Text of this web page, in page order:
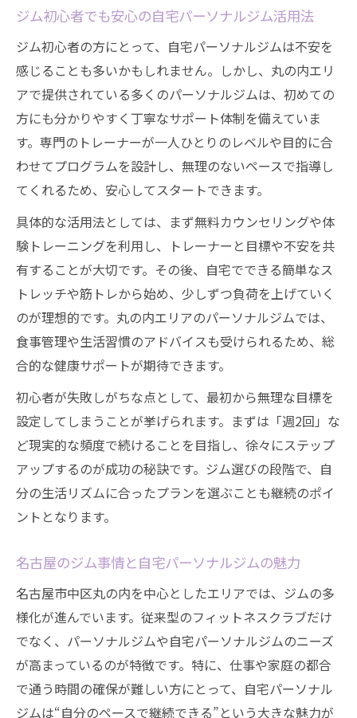
ジム通いが毎日の生活に与えるメリット
名古屋市中区で人気の仕事帰りジム活用法
ジム初心者でも安心の自宅パーソナルジム活用法
ジム初心者の方にとって、自宅パーソナルジムは不安を
感じることも多いかもしれません。しかし、丸の内エリ
アで提供されている多くのパーソナルジムは、初めての
方にも分かりやすく丁寧なサポート体制を備えていま
す。専門のトレーナーが一人ひとりのレベルや目的に合
わせてプログラムを設計し、無理のないペースで指導し
てくれるため、安心してスタートできます。
具体的な活用法としては、まず無料カウンセリングや体
験トレーニングを利用し、トレーナーと目標や不安を共
有することが大切です。その後、自宅でできる簡単なス
トレッチや筋トレから始め、少しずつ負荷を上げていく
のが理想的です。丸の内エリアのパーソナルジムでは、
食事管理や生活習慣のアドバイスも受けられるため、総
合的な健康サポートが期待できます。
初心者が失敗しがちな点として、最初から無理な目標を
設定してしまうことが挙げられます。まずは「週2回」な
ど現実的な頻度で続けることを目指し、徐々にステップ
アップするのが成功の秘訣です。ジム選びの段階で、自
分の生活リズムに合ったプランを選ぶことも継続のポイ
ントとなります。
名古屋のジム事情と自宅パーソナルジムの魅力
名古屋市中区丸の内を中心としたエリアでは、ジムの多
様化が進んでいます。従来型のフィットネスクラブだけ
でなく、パーソナルジムや自宅パーソナルジムのニーズ
が高まっているのが特徴です。特に、仕事や家庭の都合
で通う時間の確保が難しい方にとって、自宅パーソナル
ジムは“自分のペースで継続できる”という大きな魅力が